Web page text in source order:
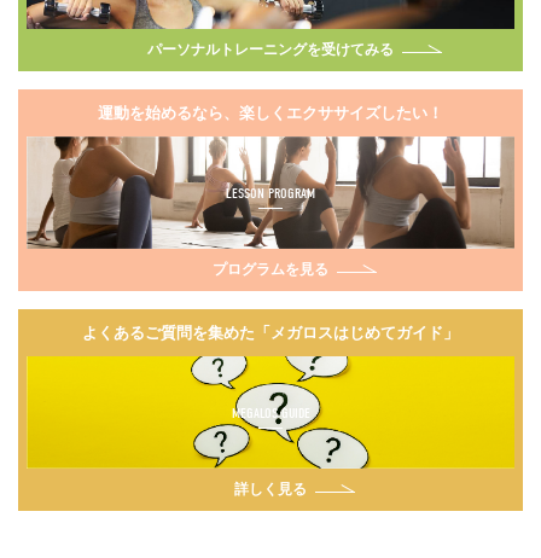
パーソナルトレーニングを受けてみる
運動を始めるなら、楽しくエクササイズしたい！
LESSON PROGRAM
プログラムを見る
よくあるご質問を集めた「メガロスはじめてガイド」
MEGALOS GUIDE
詳しく見る